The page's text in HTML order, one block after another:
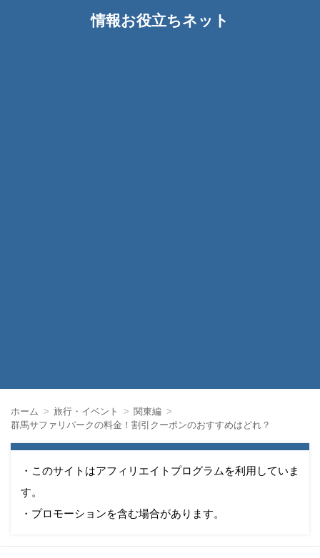
情報お役立ちネット
ホーム 旅行・イベント
関東編
群馬サファリパークの料金！割引クーポンのおすすめはどれ？
・このサイトはアフィリエイトプログラムを利用していま
す。
・プロモーションを含む場合があります。